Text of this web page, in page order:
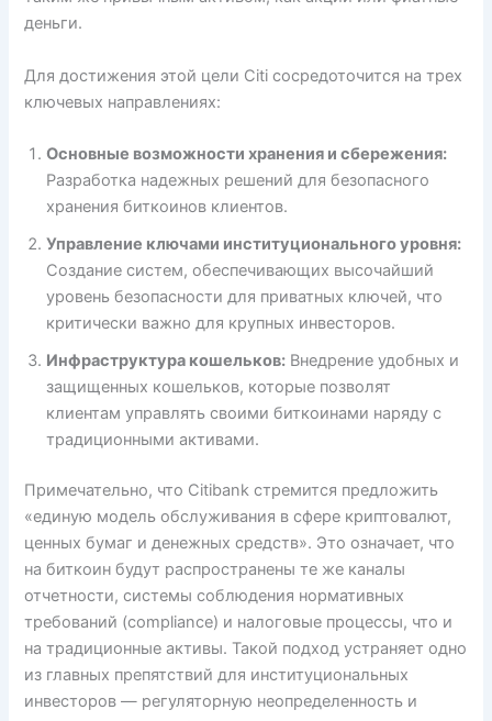
деньги.
Для достижения этой цели Citi сосредоточится на трех
ключевых направлениях:
Основные возможности хранения и сбережения:
Разработка надежных решений для безопасного
хранения биткоинов клиентов.
Управление ключами институционального уровня:
Создание систем, обеспечивающих высочайший
уровень безопасности для приватных ключей, что
критически важно для крупных инвесторов.
Инфраструктура кошельков: Внедрение удобных и
защищенных кошельков, которые позволят
клиентам управлять своими биткоинами наряду с
традиционными активами.
Примечательно, что Citibank стремится предложить
«единую модель обслуживания в сфере криптовалют,
ценных бумаг и денежных средств». Это означает, что
на биткоин будут распространены те же каналы
отчетности, системы соблюдения нормативных
требований (compliance) и налоговые процессы, что и
на традиционные активы. Такой подход устраняет одно
из главных препятствий для институциональных
инвесторов — регуляторную неопределенность и